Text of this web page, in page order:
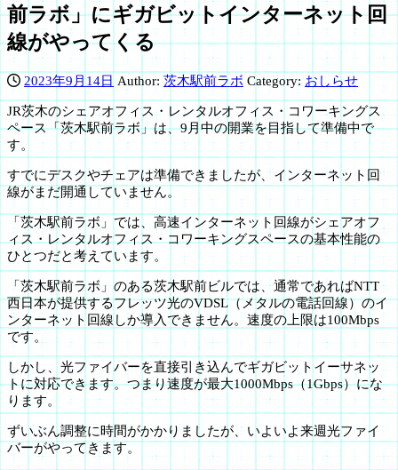
前ラボ」にギガビットインターネット回
線がやってくる
2023年9月14日 Author: 茨木駅前ラボ Category: おしらせ
JR茨木のシェアオフィス・レンタルオフィス・コワーキングス
ペース「茨木駅前ラボ」は、9月中の開業を目指して準備中で
す。
すでにデスクやチェアは準備できましたが、インターネット回
線がまだ開通していません。
「茨木駅前ラボ」では、高速インターネット回線がシェアオフ
ィス・レンタルオフィス・コワーキングスペースの基本性能の
ひとつだと考えています。
「茨木駅前ラボ」のある茨木駅前ビルでは、通常であればNTT
西日本が提供するフレッツ光のVDSL（メタルの電話回線）のイ
ンターネット回線しか導入できません。速度の上限は100Mbps
です。
しかし、光ファイバーを直接引き込んでギガビットイーサネッ
トに対応できます。つまり速度が最大1000Mbps（1Gbps）にな
ります。
ずいぶん調整に時間がかかりましたが、いよいよ来週光ファイ
バーがやってきます。